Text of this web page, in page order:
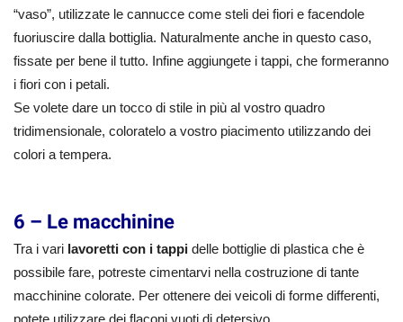
“vaso”, utilizzate le cannucce come steli dei fiori e facendole
fuoriuscire dalla bottiglia. Naturalmente anche in questo caso,
fissate per bene il tutto. Infine aggiungete i tappi, che formeranno
i fiori con i petali.
Se volete dare un tocco di stile in più al vostro quadro
tridimensionale, coloratelo a vostro piacimento utilizzando dei
colori a tempera.
6 – Le macchinine
Tra i vari lavoretti con i tappi delle bottiglie di plastica che è
possibile fare, potreste cimentarvi nella costruzione di tante
macchinine colorate. Per ottenere dei veicoli di forme differenti,